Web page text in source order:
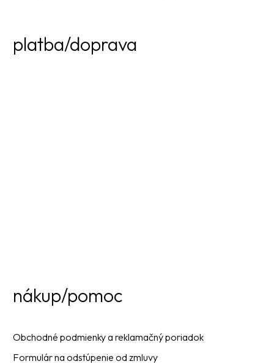
platba/doprava
nákup/pomoc
Obchodné podmienky a reklamačný poriadok
Formulár na odstúpenie od zmluvy